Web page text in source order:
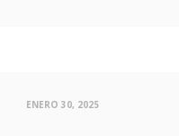
ENERO 30, 2025